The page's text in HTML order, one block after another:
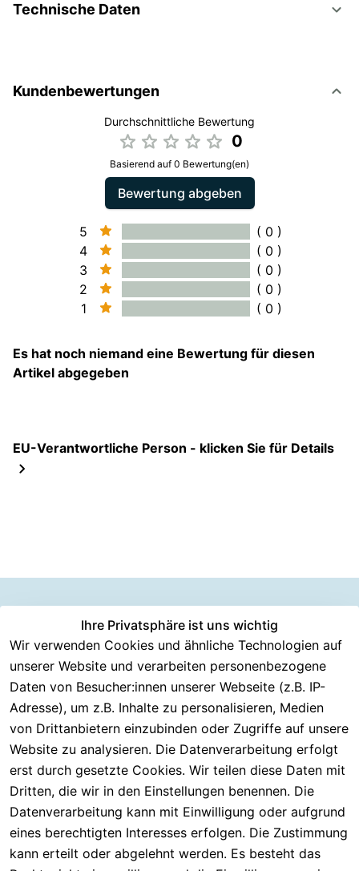
Technische Daten
Kundenbewertungen
Durchschnittliche Bewertung
0
Basierend auf 0 Bewertung(en)
Bewertung abgeben
5
( 0 )
4
( 0 )
3
( 0 )
2
( 0 )
1
( 0 )
Es hat noch niemand eine Bewertung für diesen
Artikel abgegeben
EU-Verantwortliche Person - klicken Sie für Details
Ihre Privatsphäre ist uns wichtig
Wir verwenden Cookies und ähnliche Technologien auf
unserer Website und verarbeiten personenbezogene
Daten von Besucher:innen unserer Webseite (z.B. IP-
Adresse), um z.B. Inhalte zu personalisieren, Medien
von Drittanbietern einzubinden oder Zugriffe auf unsere
Website zu analysieren. Die Datenverarbeitung erfolgt
erst durch gesetzte Cookies. Wir teilen diese Daten mit
Dritten, die wir in den Einstellungen benennen. Die
Datenverarbeitung kann mit Einwilligung oder aufgrund
eines berechtigten Interesses erfolgen. Die Zustimmung
kann erteilt oder abgelehnt werden. Es besteht das
Rechtliches
AGB
Impressum
Datenschutzer
klärung
Barrierefreiheit
Widerrufsrech
t
Kundenserv
ice
Häufige
Fragen
Kontakt
Registrieren
Serviceverspr
echen
Rückgabe &
30 Tage
testen
Versand &
Information
en
Über CMK
Versand
Batterieentsor
gung
Eektrogeräte-
Entsorgung
Versanddie
nstleister
DHL
DPD